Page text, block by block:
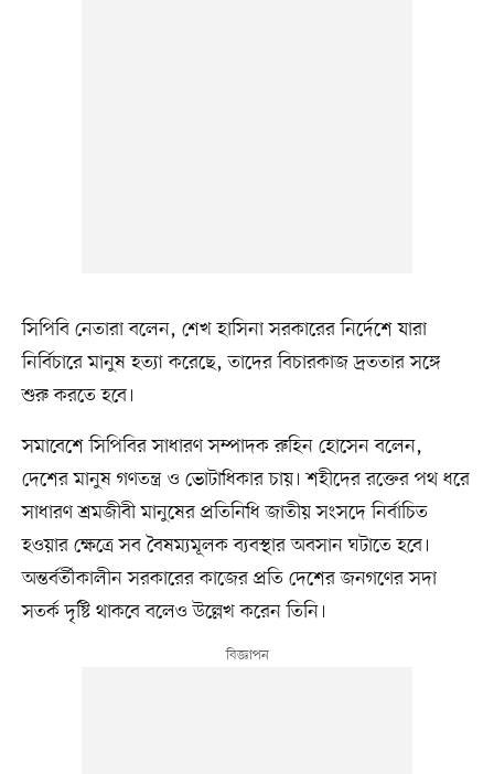
সিপিবি নেতারা বলেন, শেখ হাসিনা সরকারের নির্দেশে যারা
নির্বিচারে মানুষ হত্যা করেছে, তাদের বিচারকাজ দ্রততার সঙ্গে
শুরু করতে হবে।
সমাবেশে সিপিবির সাধারণ সম্পাদক রুহিন হোসেন বলেন,
দেশের মানুষ গণতন্ত্র ও ভোটাধিকার চায়। শহীদের রক্তের পথ ধরে
সাধারণ শ্রমজীবী মানুষের প্রতিনিধি জাতীয় সংসদে নির্বাচিত
হওয়ার ক্ষেত্রে সব বৈষম্যমূলক ব্যবস্থার অবসান ঘটাতে হবে।
অন্তর্বর্তীকালীন সরকারের কাজের প্রতি দেশের জনগণের সদা
সতর্ক দৃষ্টি থাকবে বলেও উল্লেখ করেন তিনি।